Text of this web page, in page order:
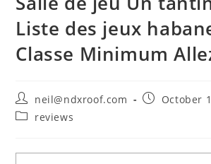
Liste des jeux
Classe Minimum
Post
author:
neil@ndxroof.com
PostOctober
Postreviews